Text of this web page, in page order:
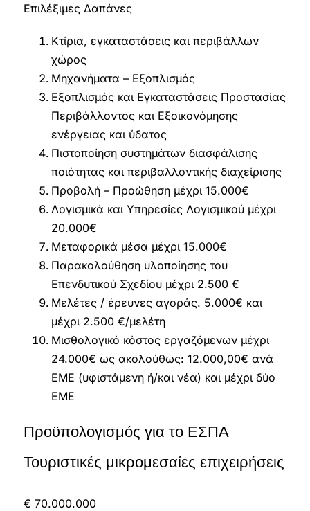
Επιλέξιμες Δαπάνες
Κτίρια, εγκαταστάσεις και περιβάλλων
χώρος
Μηχανήματα – Εξοπλισμός
Εξοπλισμός και Εγκαταστάσεις Προστασίας
Περιβάλλοντος και Εξοικονόμησης
ενέργειας και ύδατος
Πιστοποίηση συστημάτων διασφάλισης
ποιότητας και περιβαλλοντικής διαχείρισης
Προβολή – Προώθηση μέχρι 15.000€
Λογισμικά και Υπηρεσίες Λογισμικού μέχρι
20.000€
Μεταφορικά μέσα μέχρι 15.000€
Παρακολούθηση υλοποίησης του
Επενδυτικού Σχεδίου μέχρι 2.500 €
Μελέτες / έρευνες αγοράς. 5.000€ και
μέχρι 2.500 €/μελέτη
Μισθολογικό κόστος εργαζόμενων μέχρι
24.000€ ως ακολούθως: 12.000,00€ ανά
ΕΜΕ (υφιστάμενη ή/και νέα) και μέχρι δύο
ΕΜΕ
Προϋπολογισμός για το ΕΣΠΑ
Τουριστικές μικρομεσαίες επιχειρήσεις
€ 70.000.000